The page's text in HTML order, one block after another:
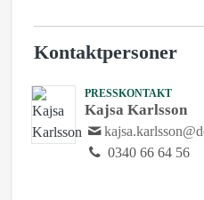
Kontaktpersoner
PRESSKONTAKT
Kajsa Karlsson
0340 66 64 56